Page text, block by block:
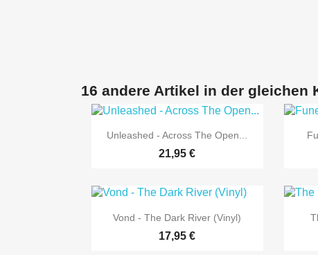
16 andere Artikel in der gleichen
 Vorschau
Unleashed - Across The Open...
21,95 €
 Vorschau
Vond - The Dark River (Vinyl)
17,95 €